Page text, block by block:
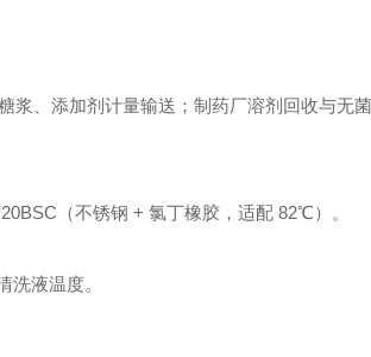
浆、添加剂计量输送；制药厂溶剂回收与无
（不锈钢 + 氯丁橡胶，适配 82℃）。
液温度。